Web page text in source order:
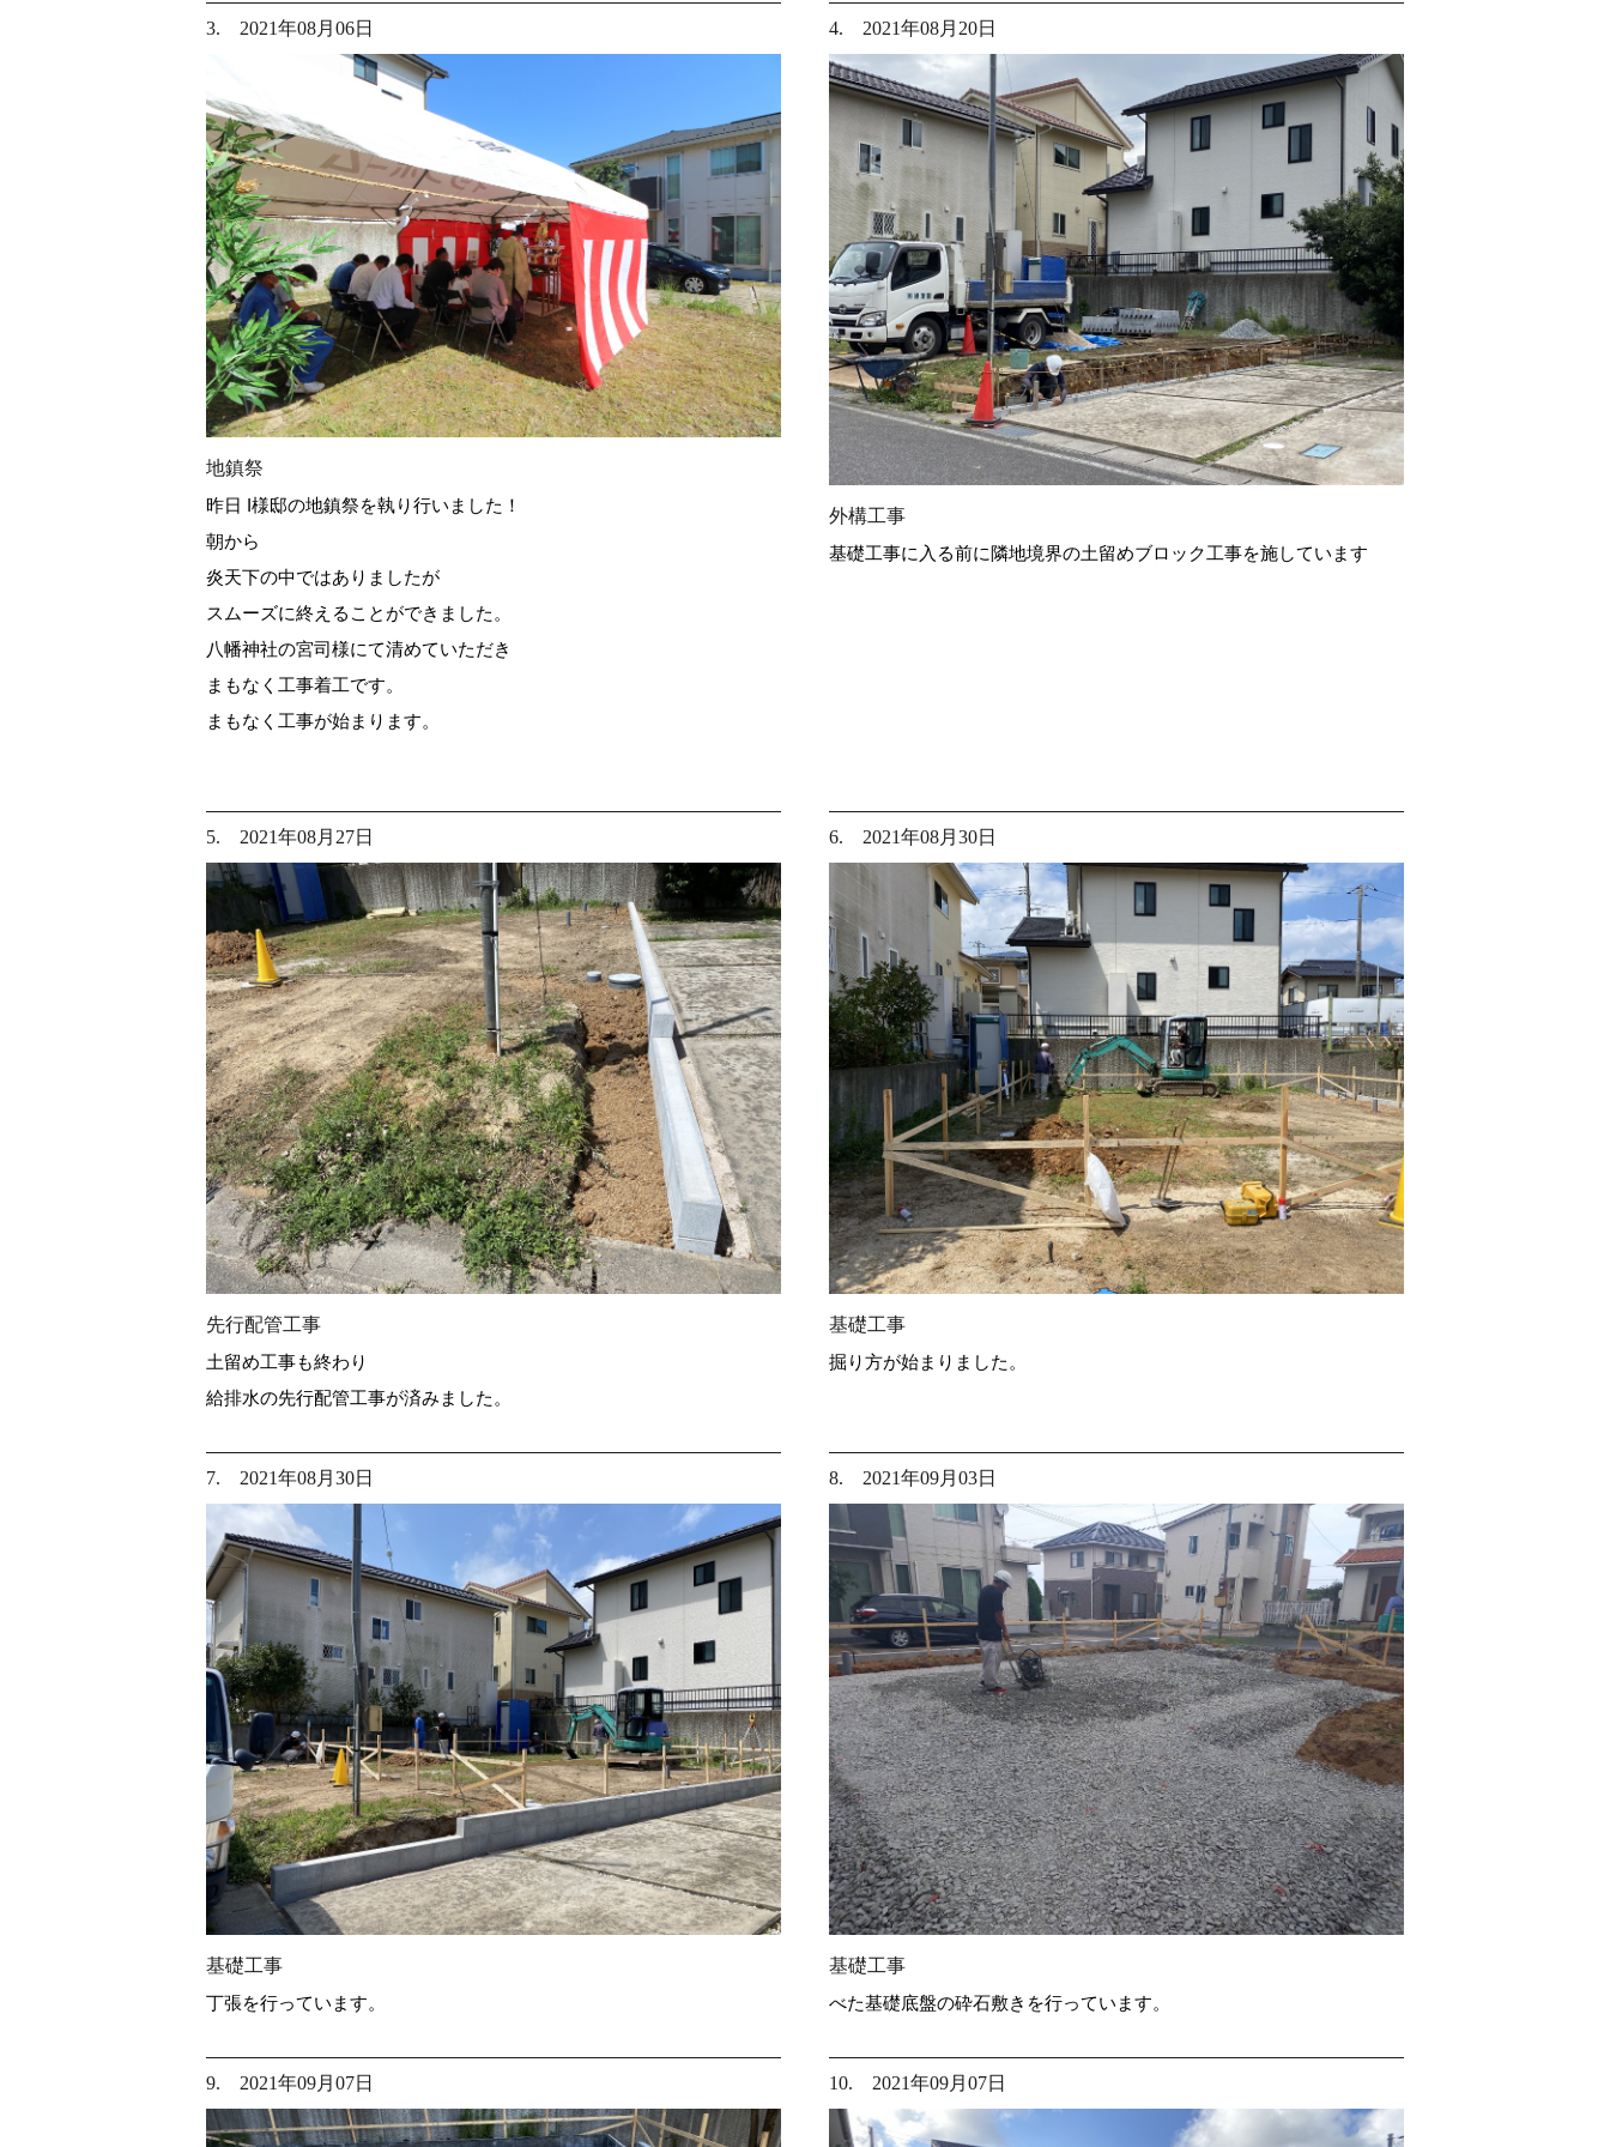
3. 2021年08月06日
地鎮祭
昨日 I様邸の地鎮祭を執り行いました！
朝から
炎天下の中ではありましたが
スムーズに終えることができました。
八幡神社の宮司様にて清めていただき
まもなく工事着工です。
まもなく工事が始まります。
4. 2021年08月20日
外構工事
基礎工事に入る前に隣地境界の土留めブロック工事を施しています
5. 2021年08月27日
先行配管工事
土留め工事も終わり
給排水の先行配管工事が済みました。
6. 2021年08月30日
基礎工事
掘り方が始まりました。
7. 2021年08月30日
基礎工事
丁張を行っています。
8. 2021年09月03日
基礎工事
べた基礎底盤の砕石敷きを行っています。
9. 2021年09月07日 10. 2021年09月07日